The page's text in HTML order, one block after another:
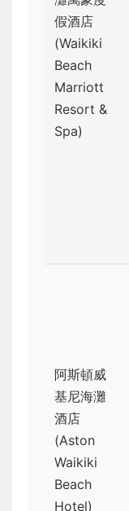
假酒店
(Waikiki
Beach
Marriott
Resort &
Spa)
阿斯頓威
基尼海灘
酒店
(Aston
Waikiki
Beach
Hotel)